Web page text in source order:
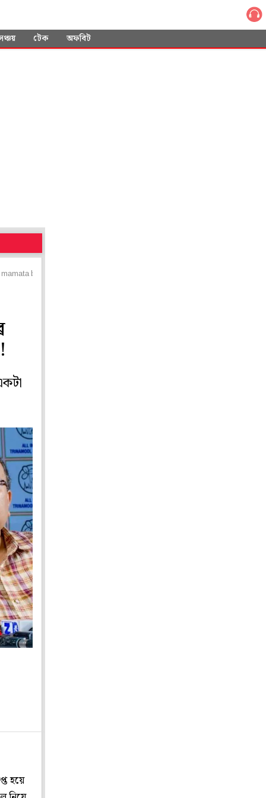
টেক অফবিট
banerjee intervenes
হয়ে